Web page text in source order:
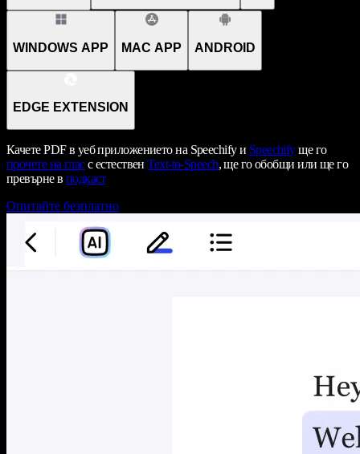
WINDOWS APP MAC APP ANDROID
EDGE EXTENSION
Качете PDF в уеб приложението на Speechify и Speechifyще го
прочете на гласс естественText-to-Speech, ще го обобщи или ще го
превърне в подкаст
Опитайте безплатно